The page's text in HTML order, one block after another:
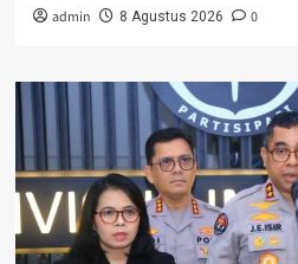
admin 8 Agustus 2026 0